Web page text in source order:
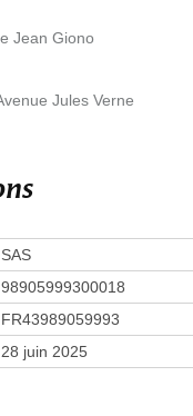
Jean Giono
Jules Verne
SAS
98905999300018
FR43989059993
28 juin 2025